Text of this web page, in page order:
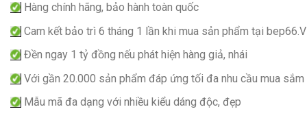
Hàng chính hãng, bảo hành toàn quốc
Cam kết bảo trì 6 tháng 1 lần khi mua sản phẩm tại
Đền ngay 1 tỷ đồng nếu phát hiện hàng giả, nhái
Với gần 20.000 sản phẩm đáp ứng tối đa nhu cầu mua sắm
Mẫu mã đa dạng với nhiều kiểu dáng độc, đẹp